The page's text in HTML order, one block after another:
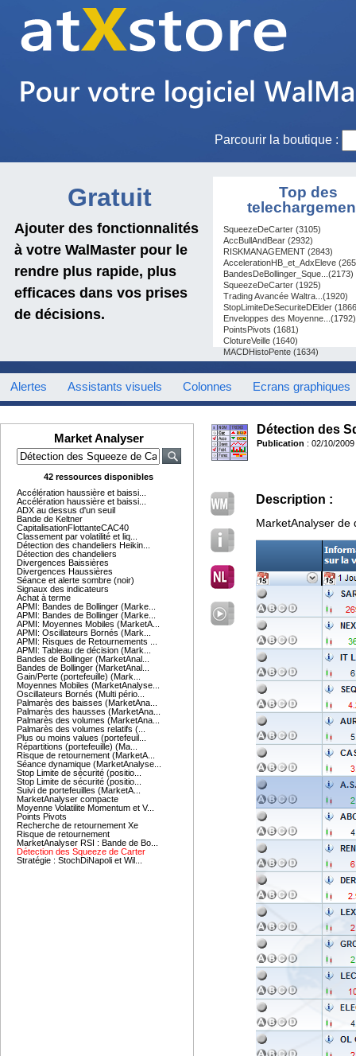
Parcourir la boutique :
Gratuit
Ajouter des fonctionnalités
à votre WalMaster pour le
rendre plus rapide, plus
efficaces dans vos prises
de décisions.
Top des
SqueezeDeCarter (3105)
AccBullAndBear (2932)
RISKMANAGEMENT (2843)
AccelerationHB_et_AdxEleve
BandesDeBollinger_Sque...(2173)
SqueezeDeCarter (1925)
Trading Avancée Waltra...(1920)
StopLimiteDeSecuriteDElder
Enveloppes des Moyenne...(1792)
PointsPivots (1681)
ClotureVeille (1640)
MACDHistoPente (1634)
Alertes Assistants visuels Colonnes Ecrans graphiques
Market Analyser
42 ressources disponibles
Accélération haussière et baissi...
Accélération haussière et baissi...
ADX au dessus d'un seuil
Bande de Keltner
CapitalisationFlottanteCAC40
Classement par volatilité et liq...
Détection des chandeliers Heikin...
Détection des chandeliers
Divergences Baissières
Divergences Haussières
Séance et alerte sombre (noir)
Signaux des indicateurs
Achat à terme
APMI: Bandes de Bollinger (Marke...
APMI: Bandes de Bollinger (Marke...
APMI: Moyennes Mobiles (MarketA...
APMI: Oscillateurs Bornés (Mark...
APMI: Risques de Retournements ...
APMI: Tableau de décision (Mark...
Bandes de Bollinger (MarketAnal...
Bandes de Bollinger (MarketAnal...
Gain/Perte (portefeuille) (Mark...
Moyennes Mobiles (MarketAnalyse...
Oscillateurs Bornés (Multi pério...
Palmarès des baisses (MarketAna...
Palmarès des hausses (MarketAna...
Palmarès des volumes (MarketAna...
Palmarès des volumes relatifs (...
Plus ou moins values (portefeuil...
Répartitions (portefeuille) (Ma...
Risque de retournement (MarketA...
Séance dynamique (MarketAnalyse...
Stop Limite de sécurité (positio...
Stop Limite de sécurité (positio...
Suivi de portefeuilles (MarketA...
MarketAnalyser compacte
Moyenne Volatilite Momentum et V...
Points Pivots
Recherche de retournement Xe
Risque de retournement
MarketAnalyser RSI : Bande de Bo...
Détection des Squeeze de Carter
Stratégie : StochDiNapoli et Wil...
Détection des
Publication : 02/10/
Description :
MarketAnalyser de